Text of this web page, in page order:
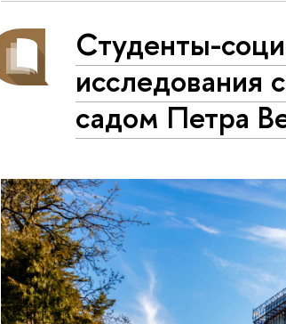
Студенты-
исследования
садом Петра